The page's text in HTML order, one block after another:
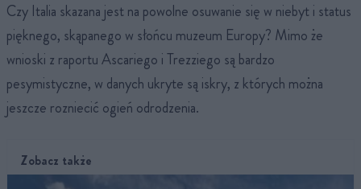
Czy Italia skazana jest na powolne osuwanie się w niebyt i status
pięknego, skąpanego w słońcu muzeum Europy? Mimo że
wnioski z raportu Ascariego i Trezziego są bardzo
pesymistyczne, w danych ukryte są iskry, z których można
jeszcze rozniecić ogień odrodzenia.
Zobacz także